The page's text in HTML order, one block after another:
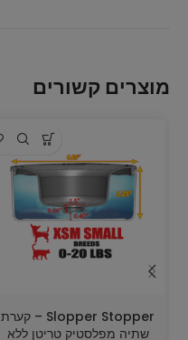
מוצרים קשורים
Slopper Stopper – קערת
שתיה מפלסטיק טריטן ללא